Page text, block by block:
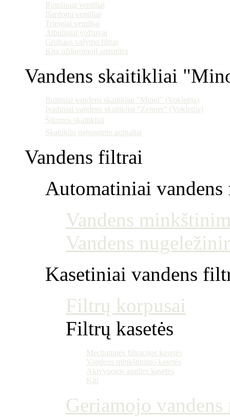
Rutuliniai ventiliai
Išardomi ventiliai
Trieigiai ventiliai
Atbuliniai vožtuvai
Grubaus valymo filtrai
Kita uždaromoji armatūra
Vandens skaitikliai
Buitiniai vandens skaitikliai "Minol" (Vokietija)
Įvadiniai vandens skaitikliai "Zenner" (Vokietija)
Šilumos skaitikliai
Skaitiklių pajungimo antgaliai
Vandens filtrai
Automatiniai
Vandens
Vandens
Kasetiniai vandens
Filtrų korpusai
Filtrų kasetės
Mechaninės filtracijos kasetės
Vandens minkštinimo kasetės
Aktyvuotos anglies kasetės
Kiti
Geriamojo